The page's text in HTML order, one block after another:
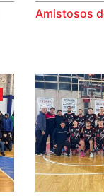
Amistosos